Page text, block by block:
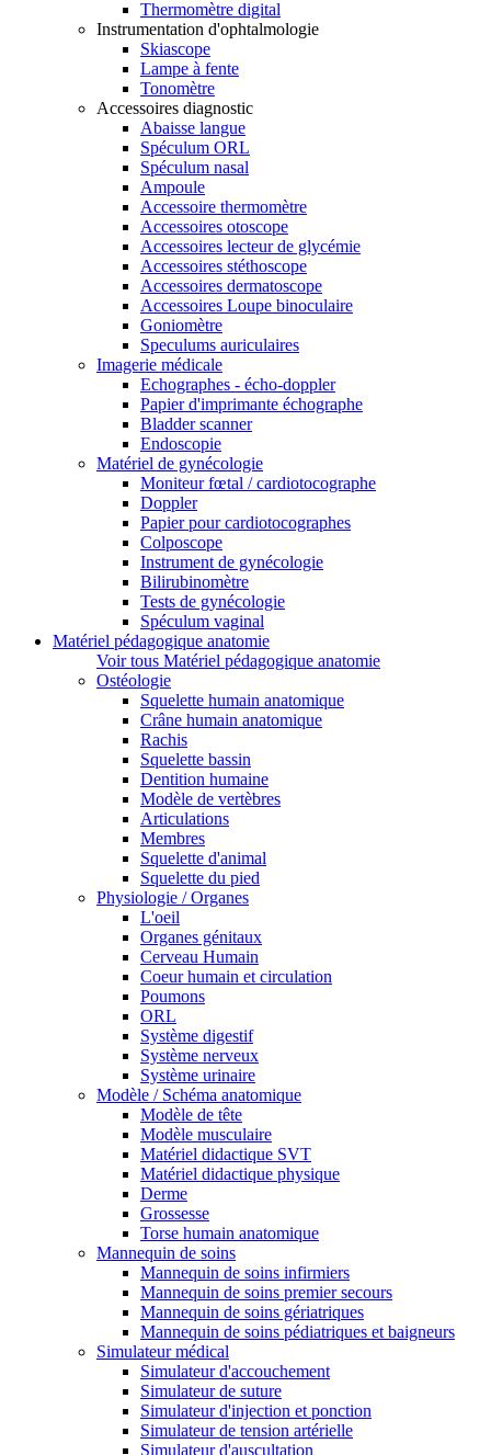
Thermomètre digital
Instrumentation d'ophtalmologie
Skiascope
Lampe à fente
Tonomètre
Accessoires diagnostic
Abaisse langue
Spéculum ORL
Spéculum nasal
Ampoule
Accessoire thermomètre
Accessoires otoscope
Accessoires lecteur de glycémie
Accessoires stéthoscope
Accessoires dermatoscope
Accessoires Loupe binoculaire
Goniomètre
Speculums auriculaires
Imagerie médicale
Echographes - écho-doppler
Papier d'imprimante échographe
Bladder scanner
Endoscopie
Matériel de gynécologie
Moniteur fœtal / cardiotocographe
Doppler
Papier pour cardiotocographes
Colposcope
Instrument de gynécologie
Bilirubinomètre
Tests de gynécologie
Spéculum vaginal
Matériel pédagogique anatomie
Voir tous Matériel pédagogique anatomie
Ostéologie
Squelette humain anatomique
Crâne humain anatomique
Rachis
Squelette bassin
Dentition humaine
Modèle de vertèbres
Articulations
Membres
Squelette d'animal
Squelette du pied
Physiologie / Organes
L'oeil
Organes génitaux
Cerveau Humain
Coeur humain et circulation
Poumons
ORL
Système digestif
Système nerveux
Système urinaire
Modèle / Schéma anatomique
Modèle de tête
Modèle musculaire
Matériel didactique SVT
Matériel didactique physique
Derme
Grossesse
Torse humain anatomique
Mannequin de soins
Mannequin de soins infirmiers
Mannequin de soins premier secours
Mannequin de soins gériatriques
Mannequin de soins pédiatriques et baigneurs
Simulateur médical
Simulateur d'accouchement
Simulateur de suture
Simulateur d'injection et ponction
Simulateur de tension artérielle
Simulateur d'auscultation